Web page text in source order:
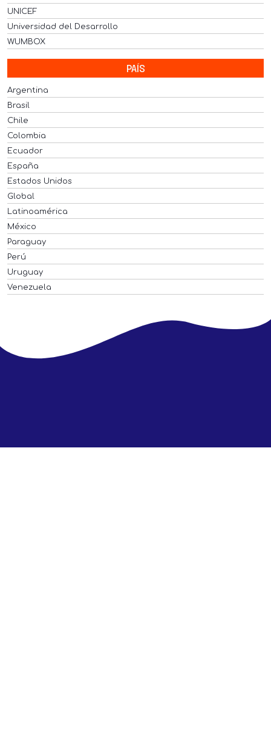
UNICEF
Universidad del Desarrollo
WUMBOX
PAÍS
Argentina
Brasil
Chile
Colombia
Ecuador
España
Estados Unidos
Global
Latinoamérica
México
Paraguay
Perú
Uruguay
Venezuela